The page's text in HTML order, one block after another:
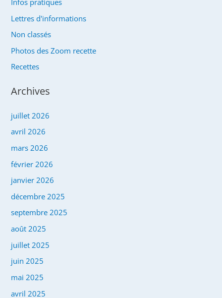
Lettres d'informations
Non classés
Photos des Zoom recette
Recettes
Archives
juillet 2026
avril 2026
mars 2026
février 2026
janvier 2026
décembre 2025
septembre 2025
août 2025
juillet 2025
juin 2025
mai 2025
avril 2025